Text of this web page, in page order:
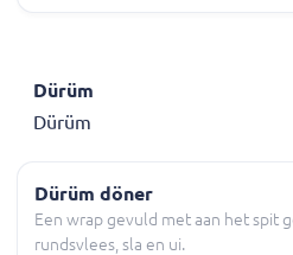
Dürüm
Dürüm
Dürüm döner
Een wrap gevuld met aan het spit
rundsvlees, sla en ui.